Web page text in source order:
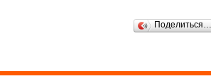
Поделиться…